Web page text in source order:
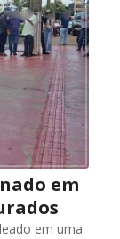
em
em uma